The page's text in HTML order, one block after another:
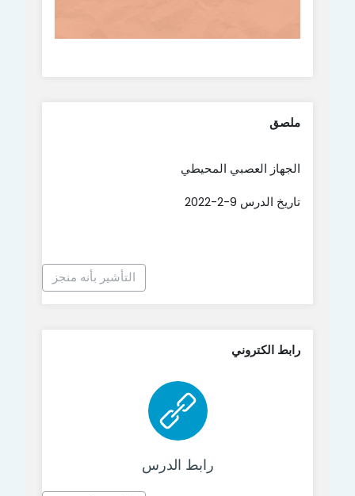
ملصق
الجهاز العصبي المحيطي
تاريخ الدرس 9-2-2022
التأشير بأنه منجز
رابط الكتروني
رابط الدرس
رابط الكتروني